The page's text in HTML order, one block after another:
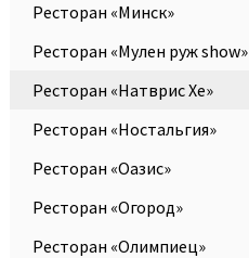
Ресторан «Минск»
Ресторан «Мулен руж show»
Ресторан «Натврис Хе»
Ресторан «Ностальгия»
Ресторан «Оазис»
Ресторан «Огород»
Ресторан «Олимпиец»